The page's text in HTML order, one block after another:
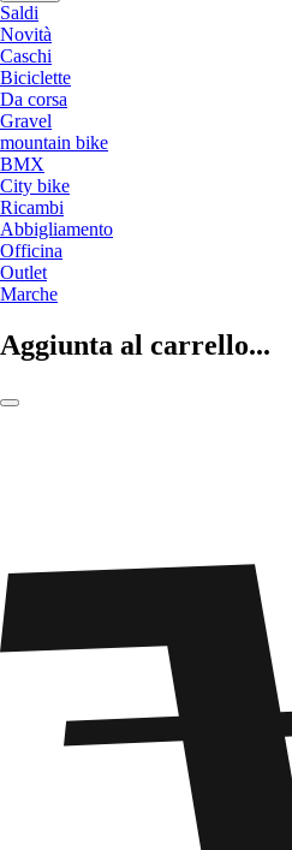
Saldi
Novità
Caschi
Biciclette
Da corsa
Gravel
mountain bike
BMX
City bike
Ricambi
Abbigliamento
Officina
Outlet
Marche
Aggiunta al carrello...